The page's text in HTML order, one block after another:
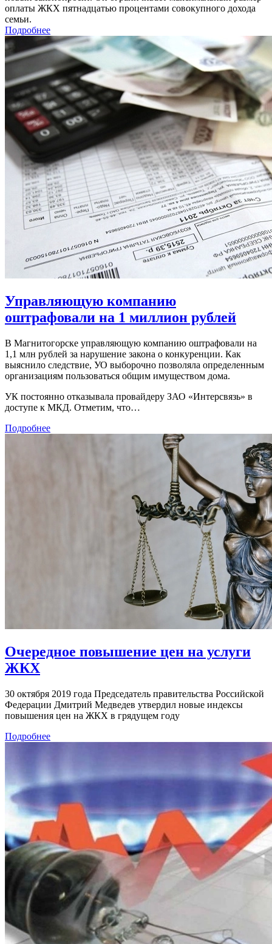
оплаты ЖКХ пятнадцатью процентами совокупного дохода
семьи.
Подробнее
Управляющую компанию
оштрафовали на 1 миллион рублей
В Магнитогорске управляющую компанию оштрафовали на
1,1 млн рублей за нарушение закона о конкуренции. Как
выяснило следствие, УО выборочно позволяла определенным
организациям пользоваться общим имуществом дома.
УК постоянно отказывала провайдеру ЗАО «Интерсвязь» в
доступе к МКД. Отметим, что…
Подробнее
Очередное повышение цен на услуги
ЖКХ
30 октября 2019 года Председатель правительства Российской
Федерации Дмитрий Медведев утвердил новые индексы
повышения цен на ЖКХ в грядущем году
Подробнее